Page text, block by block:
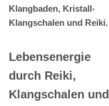
Klangbaden, Kristall-
Klangschalen und Reiki.
Lebensenergie
durch Reiki,
Klangschalen und